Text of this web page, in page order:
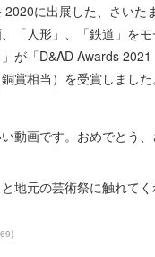
2020に出展した、さいた
「人形」、「鉄道」を
」が「D&AD Awards
賞相当）を受賞しました
動画です。おめでとう
地元の芸術祭に触れてく
)